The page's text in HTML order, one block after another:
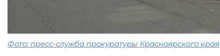
Фото: пресс-служба прокуратуры Красноярского края